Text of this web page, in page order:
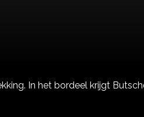
In het bordeel krijgt